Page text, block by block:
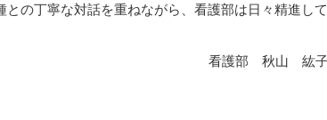
の丁寧な対話を重ねながら、看護部は日々精進して
看護部 秋山 紘